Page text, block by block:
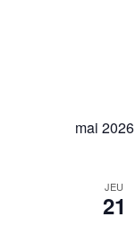
mai 2026
JEU
21